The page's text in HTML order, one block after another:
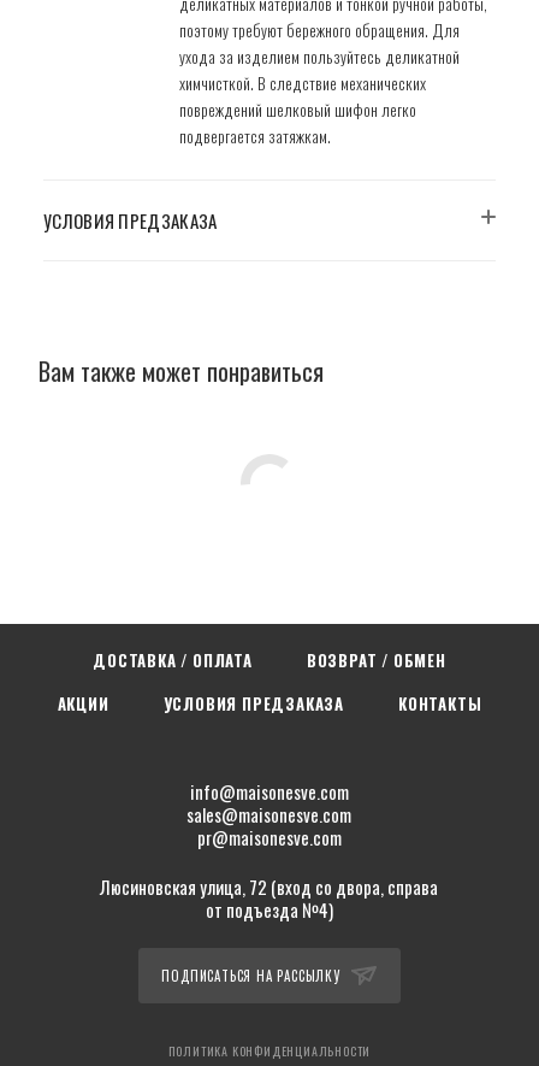
поэтому требуют бережного обращения. Для
ухода за изделием пользуйтесь деликатной
химчисткой. В следствие механических
повреждений шелковый шифон легко
подвергается затяжкам.
УСЛОВИЯ ПРЕДЗАКАЗА
Вам также может понравиться
ДОСТАВКА / ОПЛАТА
ВОЗВРАТ / ОБМЕН
АКЦИИ
УСЛОВИЯ ПРЕДЗАКАЗА КОНТАКТЫ
info@maisonesve.com
sales@maisonesve.com
pr@maisonesve.com
Люсиновская улица, 72 (вход со двора, справа
от подъезда №4)
ПОДПИСАТЬСЯ НА РАССЫЛКУ
ПОЛИТИКА КОНФИДЕНЦИАЛЬНОСТИ